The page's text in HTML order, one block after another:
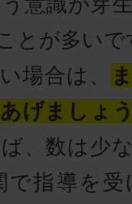
とが多いで
場合は、
げましょ
、数は少
で指導を